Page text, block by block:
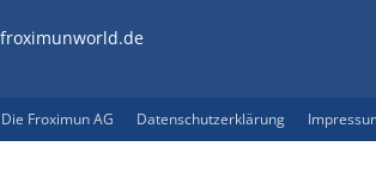
Die Froximun AG Datenschutzerklärung